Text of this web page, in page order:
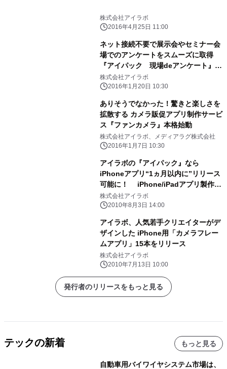
株式会社アイラボ
2016年4月25日 11:00
ネット接続不要で展示会やセミナー会
場でのアンケートをスムーズに取得
『アイパック 現場deアンケート』1
月20日リリース
株式会社アイラボ
2016年1月20日 10:30
ありそうでなかった！驚きと楽しさを
拡散する カメラ販促アプリ制作サービ
ス『ファンカメラ』本格始動
株式会社アイラボ、メディアラグ株式会社
2016年1月7日 10:30
アイラボの『アイパック』なら
iPhoneアプリ“1ヵ月以内に”リリース
可能に！ iPhone/iPadアプリ製作
『アイパック』サービス開始
株式会社アイラボ
2010年8月3日 14:00
アイラボ、人気若手クリエイターがデ
ザインした iPhone用「カメラフレー
ムアプリ」15本をリリース
株式会社アイラボ
2010年7月13日 10:00
発行者のリリースをもっと見る
テックの新着 もっと見る
自動車用バイワイヤシステム市場は、